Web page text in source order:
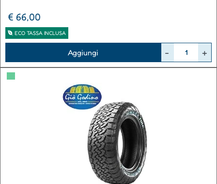
€ 66,00
ECO TASSA INCLUSA
Aggiungi
▀